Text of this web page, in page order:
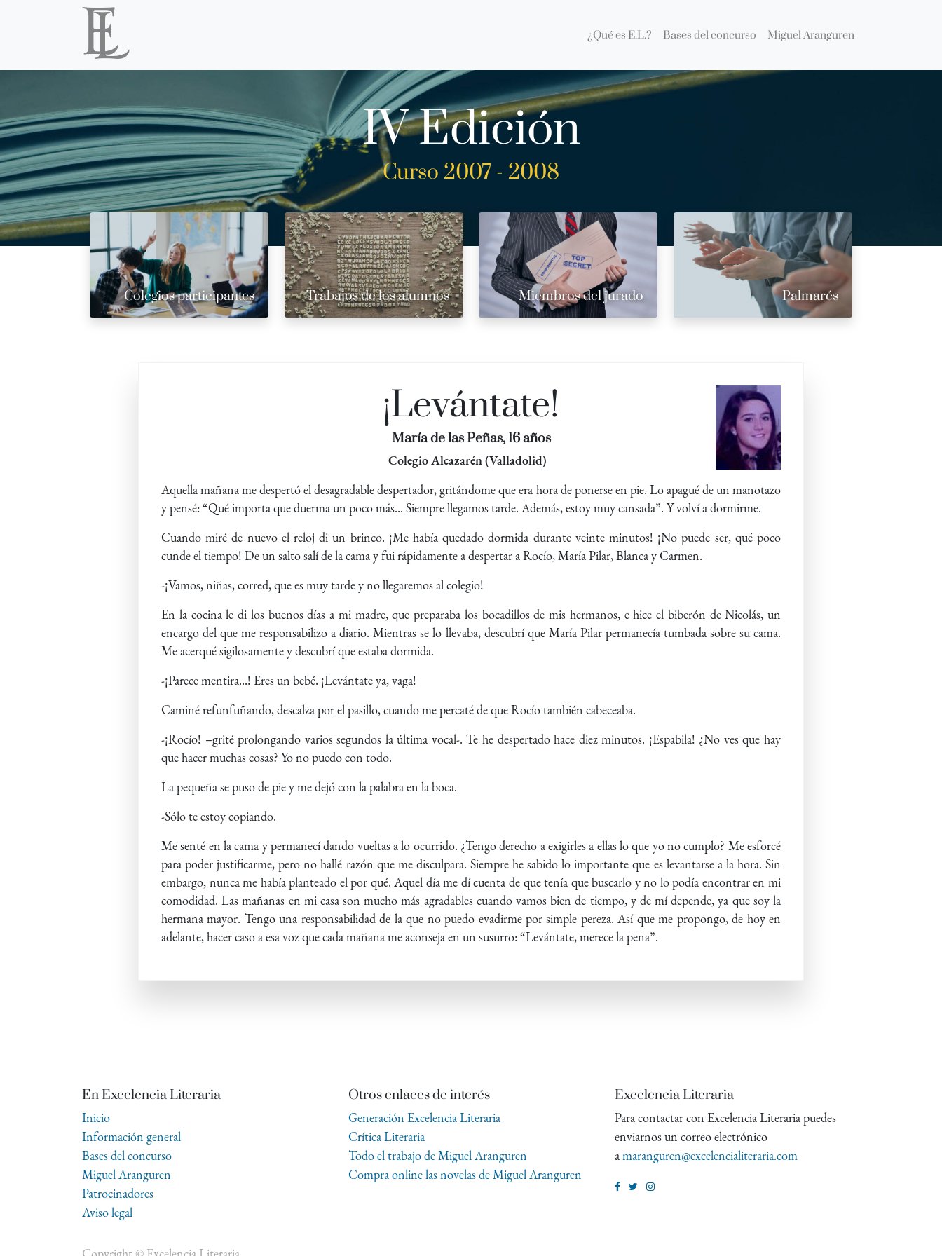
¿Qué es E.L.? Bases del concurso Miguel Aranguren
IV Edición
Curso 2007 - 2008
Colegios participantes Trabajos de los alumnos Miembros del jurado Palmarés
¡Levántate!
María de las Peñas, 16 años
Colegio Alcazarén (Valladolid)
Aquella mañana me despertó el desagradable despertador, gritándome que era hora de ponerse en pie. Lo apagué de un manotazo
y pensé: “Qué importa que duerma un poco más... Siempre llegamos tarde. Además, estoy muy cansada”. Y volví a dormirme.
Cuando miré de nuevo el reloj di un brinco. ¡Me había quedado dormida durante veinte minutos! ¡No puede ser, qué poco
cunde el tiempo! De un salto salí de la cama y fui rápidamente a despertar a Rocío, María Pilar, Blanca y Carmen.
-¡Vamos, niñas, corred, que es muy tarde y no llegaremos al colegio!
En la cocina le di los buenos días a mi madre, que preparaba los bocadillos de mis hermanos, e hice el biberón de Nicolás, un
encargo del que me responsabilizo a diario. Mientras se lo llevaba, descubrí que María Pilar permanecía tumbada sobre su cama.
Me acerqué sigilosamente y descubrí que estaba dormida.
-¡Parece mentira...! Eres un bebé. ¡Levántate ya, vaga!
Caminé refunfuñando, descalza por el pasillo, cuando me percaté de que Rocío también cabeceaba.
-¡Rocío! –grité prolongando varios segundos la última vocal-. Te he despertado hace diez minutos. ¡Espabila! ¿No ves que hay
que hacer muchas cosas? Yo no puedo con todo.
La pequeña se puso de pie y me dejó con la palabra en la boca.
-Sólo te estoy copiando.
Me senté en la cama y permanecí dando vueltas a lo ocurrido. ¿Tengo derecho a exigirles a ellas lo que yo no cumplo? Me esforcé
para poder justificarme, pero no hallé razón que me disculpara. Siempre he sabido lo importante que es levantarse a la hora. Sin
embargo, nunca me había planteado el por qué. Aquel día me dí cuenta de que tenía que buscarlo y no lo podía encontrar en mi
comodidad. Las mañanas en mi casa son mucho más agradables cuando vamos bien de tiempo, y de mí depende, ya que soy la
hermana mayor. Tengo una responsabilidad de la que no puedo evadirme por simple pereza. Así que me propongo, de hoy en
adelante, hacer caso a esa voz que cada mañana me aconseja en un susurro: “Levántate, merece la pena”.
En Excelencia Literaria
Inicio
Información general
Bases del concurso
Miguel Aranguren
Patrocinadores
Aviso legal
Otros enlaces de interés
Generación Excelencia Literaria
Crítica Literaria
Todo el trabajo de Miguel Aranguren
Compra online las novelas de Miguel Aranguren
Excelencia Literaria
Para contactar con Excelencia Literaria puedes
enviarnos un correo electrónico
amaranguren@excelencialiteraria.com